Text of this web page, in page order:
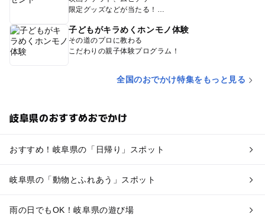
限定グッズなどが当たる！
子どもがキラめくホンモノ体験
その道のプロに教わる
こだわりの親子体験プログラム！
全国のおでかけ特集をもっと見る
岐阜県のおすすめおでかけ
おすすめ！岐阜県の「日帰り」スポット
岐阜県の「動物とふれあう」スポット
雨の日でもOK！岐阜県の遊び場